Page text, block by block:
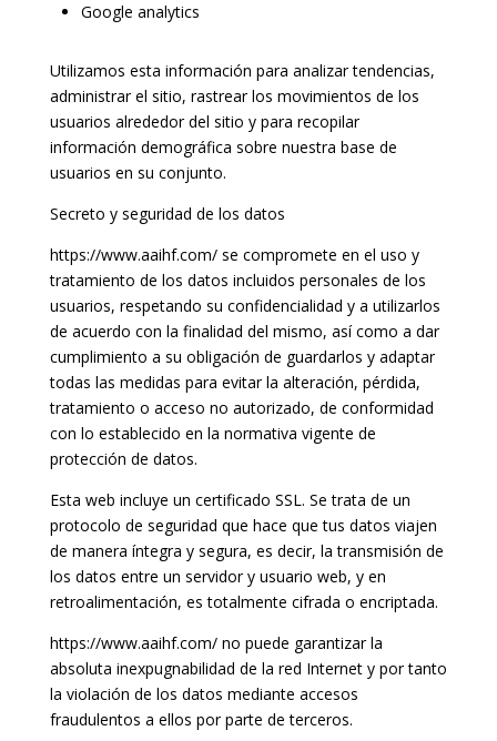
Google analytics
Utilizamos esta información para analizar tendencias,
administrar el sitio, rastrear los movimientos de los
usuarios alrededor del sitio y para recopilar
información demográfica sobre nuestra base de
usuarios en su conjunto.
Secreto y seguridad de los datos
https://www.aaihf.com/ se compromete en el uso y
tratamiento de los datos incluidos personales de los
usuarios, respetando su confidencialidad y a utilizarlos
de acuerdo con la finalidad del mismo, así como a dar
cumplimiento a su obligación de guardarlos y adaptar
todas las medidas para evitar la alteración, pérdida,
tratamiento o acceso no autorizado, de conformidad
con lo establecido en la normativa vigente de
protección de datos.
Esta web incluye un certificado SSL. Se trata de un
protocolo de seguridad que hace que tus datos viajen
de manera íntegra y segura, es decir, la transmisión de
los datos entre un servidor y usuario web, y en
retroalimentación, es totalmente cifrada o encriptada.
https://www.aaihf.com/ no puede garantizar la
absoluta inexpugnabilidad de la red Internet y por tanto
la violación de los datos mediante accesos
fraudulentos a ellos por parte de terceros.